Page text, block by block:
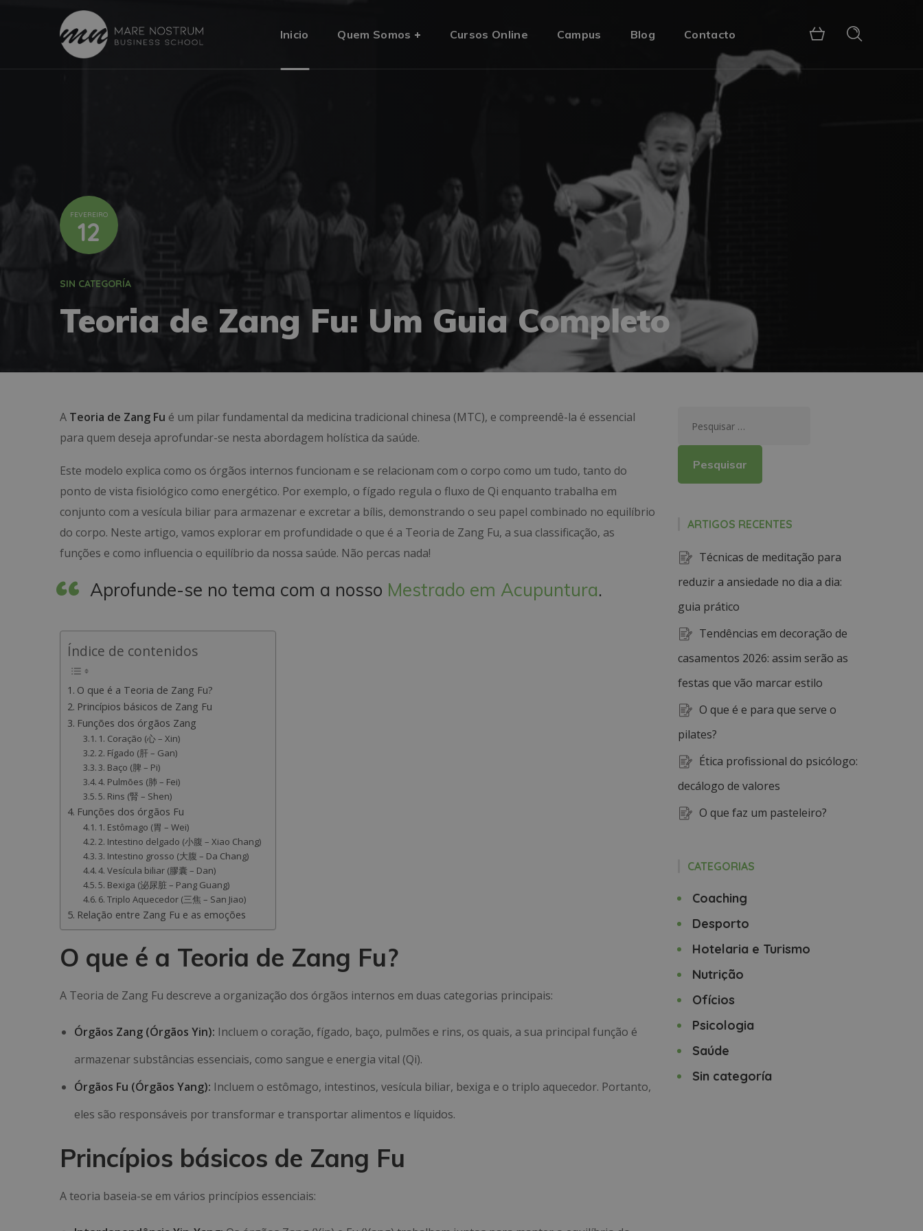
Inicio Quem Somos Cursos Online Campus Blog Contacto
FEVEREIRO
12
SIN CATEGORÍA
Teoria de Zang Fu: Um Guia Completo
A Teoria de Zang Fu é um pilar fundamental da medicina tradicional chinesa (MTC), e compreendê-la é essencial
para quem deseja aprofundar-se nesta abordagem holística da saúde.
Este modelo explica como os órgãos internos funcionam e se relacionam com o corpo como um tudo, tanto do
ponto de vista fisiológico como energético. Por exemplo, o fígado regula o fluxo de Qi enquanto trabalha em
conjunto com a vesícula biliar para armazenar e excretar a bílis, demonstrando o seu papel combinado no equilíbrio
do corpo. Neste artigo, vamos explorar em profundidade o que é a Teoria de Zang Fu, a sua classificação, as
funções e como influencia o equilíbrio da nossa saúde. Não percas nada!
Aprofunde-se no tema com a nosso Mestrado em Acupuntura.
Índice de contenidos
O que é a Teoria de Zang Fu?
Princípios básicos de Zang Fu
Funções dos órgãos Zang
1. Coração (心 – Xin)
2. Fígado (肝 – Gan)
3. Baço (脾 – Pi)
4. Pulmões (肺 – Fei)
5. Rins (腎 – Shen)
Funções dos órgãos Fu
1. Estômago (胃 – Wei)
2. Intestino delgado (小腹 – Xiao Chang)
3. Intestino grosso (大腹 – Da Chang)
4. Vesícula biliar (膠囊 – Dan)
5. Bexiga (泌尿脏 – Pang Guang)
6. Triplo Aquecedor (三焦 – San Jiao)
Relação entre Zang Fu e as emoções
O que é a Teoria de Zang Fu?
A Teoria de Zang Fu descreve a organização dos órgãos internos em duas categorias principais:
Órgãos Zang (Órgãos Yin): Incluem o coração, fígado, baço, pulmões e rins, os quais, a sua principal função é
armazenar substâncias essenciais, como sangue e energia vital (Qi).
Órgãos Fu (Órgãos Yang): Incluem o estômago, intestinos, vesícula biliar, bexiga e o triplo aquecedor. Portanto,
eles são responsáveis por transformar e transportar alimentos e líquidos.
Princípios básicos de Zang Fu
A teoria baseia-se em vários princípios essenciais:
ARTIGOS RECENTES
Técnicas de meditação para
reduzir a ansiedade no dia a dia:
guia prático
Tendências em decoração de
casamentos 2026: assim serão as
festas que vão marcar estilo
O que é e para que serve o
pilates?
Ética profissional do psicólogo:
decálogo de valores
O que faz um pasteleiro?
CATEGORIAS
Coaching
Desporto
Hotelaria e Turismo
Nutrição
Ofícios
Psicologia
Saúde
Sin categoría